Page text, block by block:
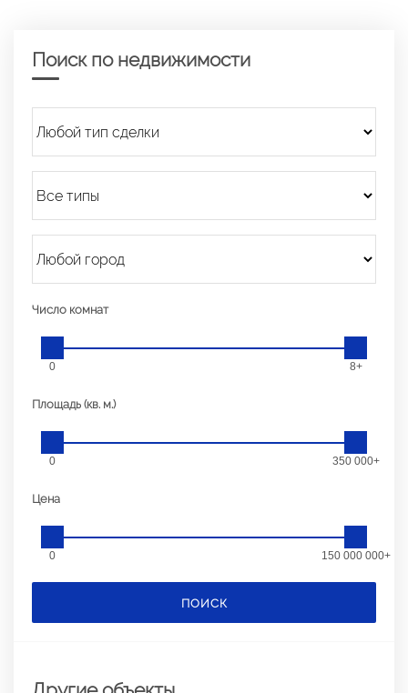
Поиск по недвижимости
Число комнат
0 8+
Площадь (кв. м.)
0 350 000+
Цена
0 150 000 000+
ПОИСК